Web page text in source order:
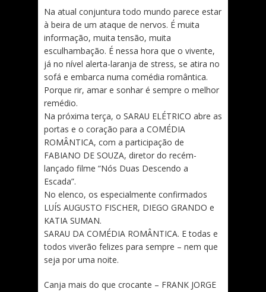
Na atual conjuntura todo mundo parece estar
à beira de um ataque de nervos. É muita
informação, muita tensão, muita
esculhambação. É nessa hora que o vivente,
já no nível alerta-laranja de stress, se atira no
sofá e embarca numa comédia romântica.
Porque rir, amar e sonhar é sempre o melhor
remédio.
Na próxima terça, o SARAU ELÉTRICO abre as
portas e o coração para a COMÉDIA
ROMÂNTICA, com a participação de
FABIANO DE SOUZA, diretor do recém-
lançado filme “Nós Duas Descendo a
Escada”.
No elenco, os especialmente confirmados
LUÍS AUGUSTO FISCHER, DIEGO GRANDO e
KATIA SUMAN.
SARAU DA COMÉDIA ROMÂNTICA. E todas e
todos viverão felizes para sempre – nem que
seja por uma noite.
Canja mais do que crocante – FRANK JORGE